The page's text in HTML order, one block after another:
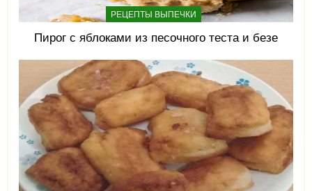
РЕЦЕПТЫ ВЫПЕЧКИ
Пирог с яблоками из песочного теста и безе